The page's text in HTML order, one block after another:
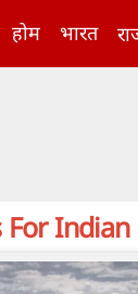
होम भारत
ForIndian